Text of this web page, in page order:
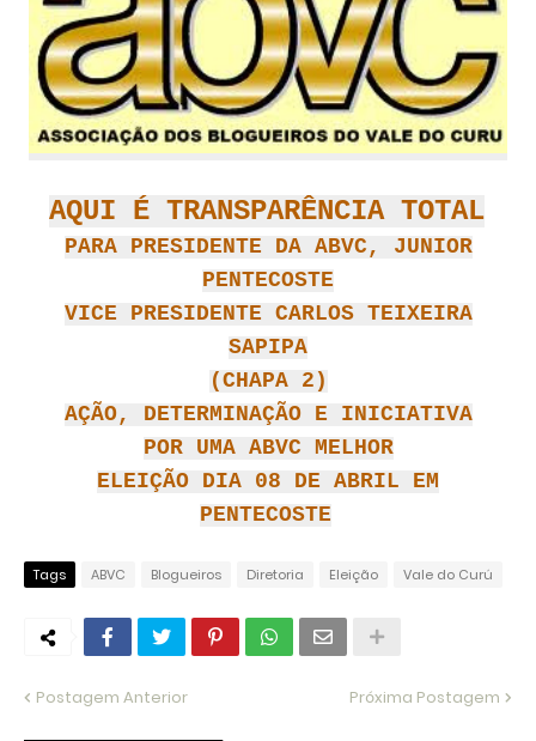
AQUI É TRANSPARÊNCIA TOTAL
PARA PRESIDENTE DA ABVC, JUNIOR
PENTECOSTE
VICE PRESIDENTE CARLOS TEIXEIRA
SAPIPA
(CHAPA 2)
AÇÃO, DETERMINAÇÃO E INICIATIVA
POR UMA ABVC MELHOR
ELEIÇÃO DIA 08 DE ABRIL EM
PENTECOSTE
Tags ABVC Blogueiros Diretoria Eleição Vale do Curú
Postagem Anterior Próxima Postagem